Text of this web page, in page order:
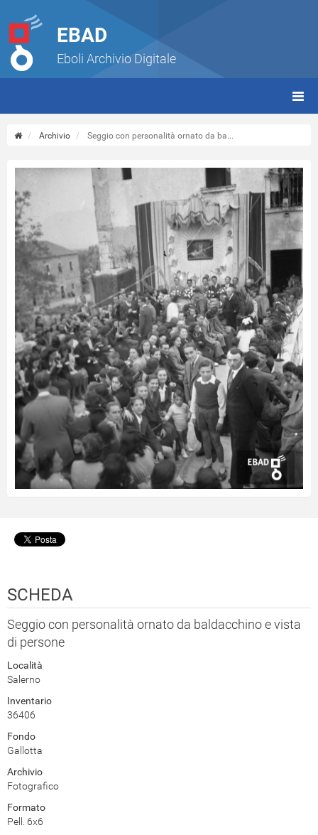
EBAD
Eboli Archivio Digitale
Archivio Seggio con personalità ornato da ba...
SCHEDA
Seggio con personalità ornato da baldacchino e vista
di persone
Località
Salerno
Inventario
36406
Fondo
Gallotta
Archivio
Fotografico
Formato
Pell. 6x6